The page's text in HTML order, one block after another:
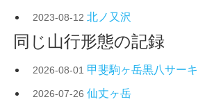
2023-08-12 北ノ又沢
同じ山行形態の記録
2026-08-01 甲斐駒ヶ岳黒八サー
2026-07-26 仙丈ヶ岳